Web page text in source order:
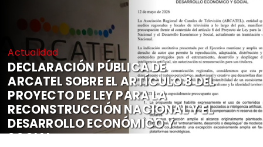
Actualidad
DECLARACIÓN PÚBLICA DE
ARCATEL SOBRE EL ARTÍCULO 8 DEL
PROYECTO DE LEY PARA LA
RECONSTRUCCIÓN NACIONAL Y EL
DESARROLLO ECONÓMICO Y
SOCIAL